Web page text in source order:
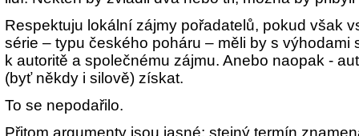
Respektuju lokální zájmy pořadatelů, pokud však
série – typu českého poháru – měli by s výhodami
k autoritě a společnému zájmu. Anebo naopak -
(byť někdy i silově) získat.
To se nepodařilo.
Přitom argumenty jsou jasné: stejný termín